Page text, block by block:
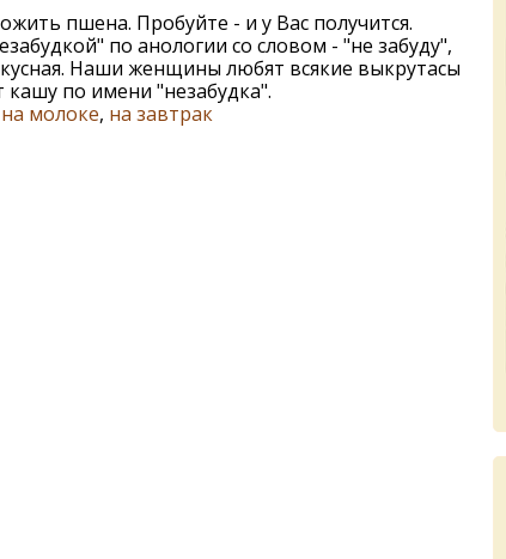
пшена. Пробуйте - и у Вас получится.
по анологии со словом - "не забуду",
Наши женщины любят всякие выкрутасы
кашу по имени "незабудка".
молоке, на завтрак